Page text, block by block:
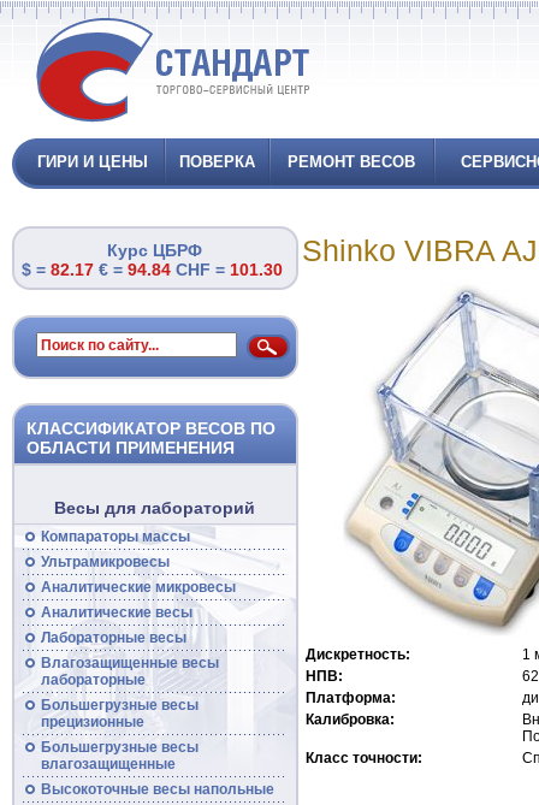
ГИРИ И ЦЕНЫ ПОВЕРКА РЕМОНТ ВЕСОВ
Курс ЦБРФ
$ = 82.17 € = 94.84 CHF = 101.30
КЛАССИФИКАТОР ВЕСОВ ПО
ОБЛАСТИ ПРИМЕНЕНИЯ
Весы для лабораторий
Компараторы массы
Ультрамикровесы
Аналитические микровесы
Аналитические весы
Лабораторные весы
Влагозащищенные весы
лабораторные
Большегрузные весы
прецизионные
Большегрузные весы
влагозащищенные
Высокоточные весынапольные
Shinko VIBRA
Дискретность:
1
НПВ:
Платформа:
Калибровка:
Класс точности: